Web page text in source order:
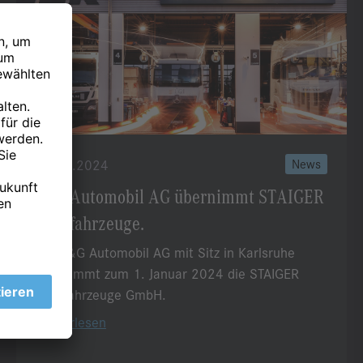
14.03.2024 News
S&G Automobil AG übernimmt STAIGER
Nutzfahrzeuge.
Die S&G Automobil AG mit Sitz in Karlsruhe
übernimmt zum 1. Januar 2024 die STAIGER
Nutzfahrzeuge GmbH.
Weiterlesen